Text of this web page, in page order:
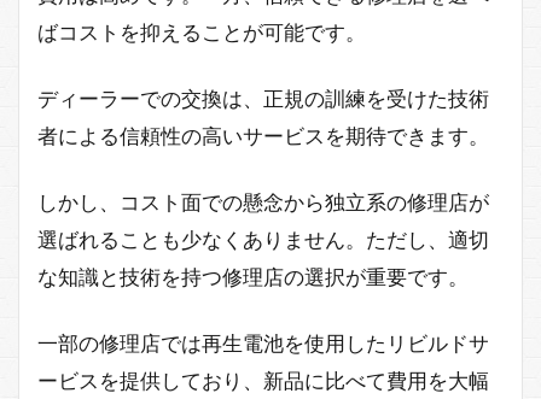
ばコストを抑えることが可能です。
ディーラーでの交換は、正規の訓練を受けた技術
者による信頼性の高いサービスを期待できます。
しかし、コスト面での懸念から独立系の修理店が
選ばれることも少なくありません。ただし、適切
な知識と技術を持つ修理店の選択が重要です。
一部の修理店では再生電池を使用したリビルドサ
ービスを提供しており、新品に比べて費用を大幅